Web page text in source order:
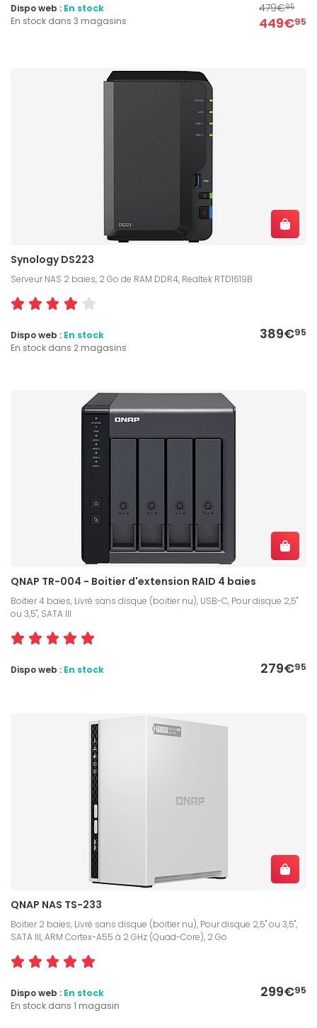
479€95
449€95
Dispo web : En stock
En stock dans 3 magasins
Synology DS223
Serveur NAS 2 baies, 2 Go de RAM DDR4, Realtek RTD1619B
389€95
Dispo web : En stock
En stock dans 2 magasins
QNAP TR-004 - Boitier d'extension RAID 4 baies
Boitier 4 baies, Livré sans disque (boitier nu), USB-C, Pour disque 2,5"
ou 3,5", SATA III
279€95
Dispo web : En stock
QNAP NAS TS-233
Boitier 2 baies, Livré sans disque (boitier nu), Pour disque 2,5" ou 3,5",
SATA III, ARM Cortex-A55 à 2 GHz (Quad-Core), 2 Go
299€95
Dispo web : En stock
En stock dans 1 magasin